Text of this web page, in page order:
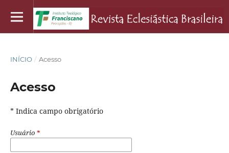
INÍCIO / Acesso
Acesso
* Indica campo obrigatório
Usuário *